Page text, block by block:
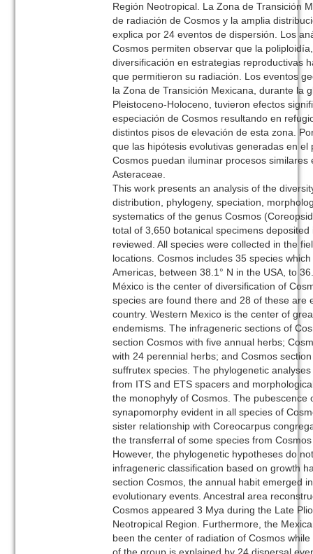
Región Neotropical. La Zona de Transición
de radiación de Cosmos y la amplia
explica por 24 eventos de dispersión. Los
Cosmos permiten observar que la
diversificación en estrategias reproductivas
que permitieron su radiación. Los eventos
la Zona de Transición Mexicana, durante la
Pleistoceno-Holoceno, tuvieron efectos
especiación de Cosmos resultando en
distintos pisos de elevación de esta zona.
que las hipótesis evolutivas generadas en el
Cosmos puedan iluminar procesos similares
Asteraceae.
This work presents an analysis of the
distribution, phylogeny, speciation,
systematics of the genus Cosmos
total of 3,650 botanical specimens
reviewed. All species were collected in the
locations. Cosmos includes 35 species
Americas, between 38.1° N in the USA, to
México is the center of diversification of
species are found there and 28 of these are
country. Western Mexico is the center of
endemisms. The infrageneric sections of
section Cosmos with five annual herbs;
with 24 perennial herbs; and Cosmos
suffrutex species. The phylogenetic
from ITS and ETS spacers and
the monophyly of Cosmos. The pubescence
synapomorphy evident in all species of
sister relationship with Coreocarpus
the transferral of some species from
However, the phylogenetic hypotheses do
infrageneric classification based on growth
section Cosmos, the annual habit emerged
evolutionary events. Ancestral area
Cosmos appeared 3 Mya during the Late
Neotropical Region. Furthermore, the
been the center of radiation of Cosmos